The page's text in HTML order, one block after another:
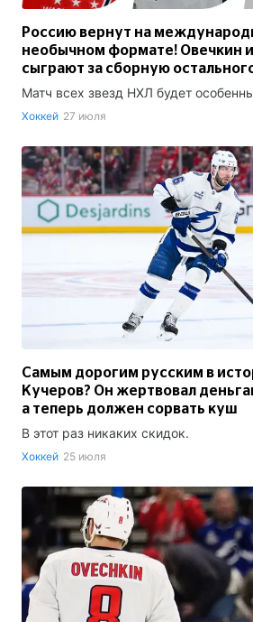
Россию вернут на
необычном формате! Овечкин
сыграют за сборную
Матч всех звезд НХЛ будет
Хоккей 27 июля
Самым дорогим русским в
Кучеров? Он жертвовал
а теперь должен сорвать куш
В этот раз никаких скидок.
Хоккей 25 июля